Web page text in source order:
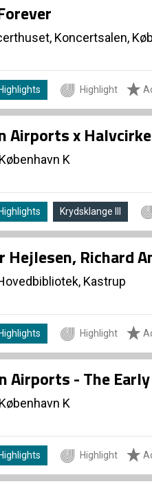
Koncertsalen,
Highlight
Airports x
K
Krydsklange III
Hejlesen, Richard
Kastrup
Highlight
Airports - The
K
Highlight